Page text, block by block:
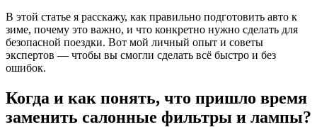
В этой статье я расскажу, как правильно подготовить авто к
зиме, почему это важно, и что конкретно нужно сделать для
безопасной поездки. Вот мой личный опыт и советы
экспертов — чтобы вы смогли сделать всё быстро и без
ошибок.
Когда и как понять, что пришло время
заменить салонные фильтры и лампы?